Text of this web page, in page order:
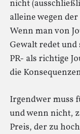
nicht
alleine wegen
Wenn man von
Gewalt redet
PR- als richtige
die
Irgendwer muss
und wenn nicht,
Preis, der zu